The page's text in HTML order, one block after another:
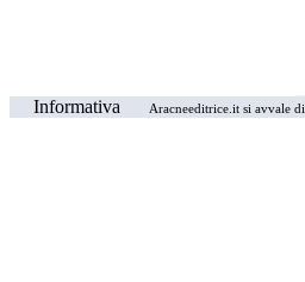
Informativa
Aracneeditrice.it si avvale